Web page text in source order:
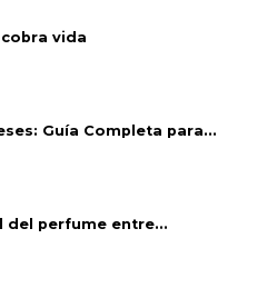
vida
Guía Completa para...
del perfume entre...